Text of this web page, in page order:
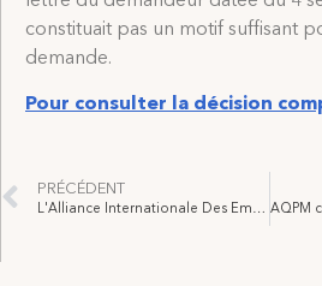
constituait pas un motif suffisant
demande.
Pour consulter la décision
PRÉCÉDENT
L'Alliance Internationale Des Employés de Scène et de Théâtre, des Techniciens de l'image, des artistes et des Métiers Connexes des États-Unis, de ses Territoires et du Canada, Section Locale 906 v. P.E.I Arts Guild Inc.